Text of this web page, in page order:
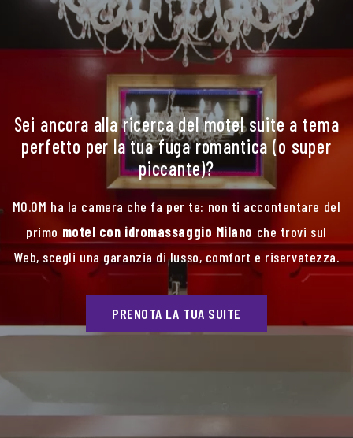
Sei ancora alla ricerca del motel suite a tema
perfetto per la tua fuga romantica (o super
piccante)?
MO.OM ha la camera che fa per te: non ti accontentare del
primo motel con idromassaggio Milano che trovi sul
Web, scegli una garanzia di lusso, comfort e riservatezza.
PRENOTA LA TUA SUITE